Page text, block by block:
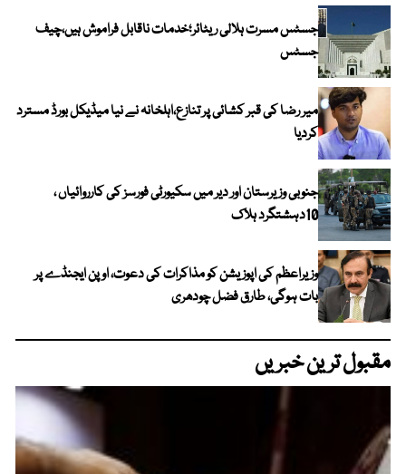
جسٹس مسرت ہلالی ریٹائر؛خدمات ناقابل فراموش ہیں،چیف
جسٹس
میر رضا کی قبر کشائی پر تنازع،اہلخانہ نے نیا میڈیکل بورڈ مسترد
کردیا
جنوبی وزیرستان اور دیر میں سکیورٹی فورسز کی کارروائیاں ،
10دہشتگرد ہلاک
وزیراعظم کی اپوزیشن کو مذاکرات کی دعوت، اوپن ایجنڈے پر
بات ہوگی، طارق فضل چودھری
مقبول ترین خبریں